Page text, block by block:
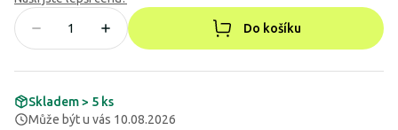
Do košíku
Skladem > 5 ks
Může být u vás 10.08.2026